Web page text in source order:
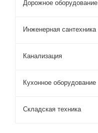
Дорожное оборудование
Инженерная сантехника
Канализация
Кухонное оборудование
Складская техника